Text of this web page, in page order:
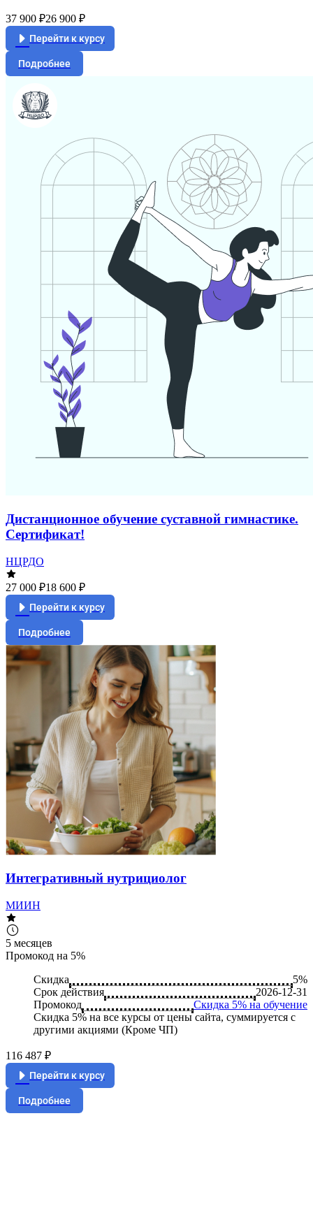
37 900 ₽26 900 ₽
Перейти к курсу
Подробнее
Дистанционное обучение суставной гимнастике.
Сертификат!
НЦРДО
27 000 ₽18 600 ₽
Перейти к курсу
Подробнее
Интегративный нутрициолог
МИИН
5 месяцев
Промокод на 5%
Скидка
5%
Срок действия
2026-12-31
Промокод
Скидка 5% на обучение
Скидка 5% на все курсы от цены сайта, суммируется с
другими акциями (Кроме ЧП)
116 487 ₽
Перейти к курсу
Подробнее